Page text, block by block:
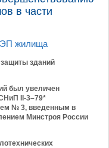
в части
жилища
зданий
был увеличен
II-3–79*
№ 3, введенным в
Минстроя России